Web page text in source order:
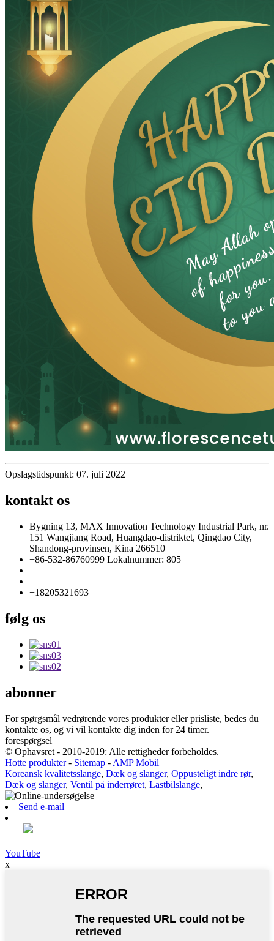
Opslagstidspunkt: 07. juli 2022
kontakt os
Bygning 13, MAX Innovation Technology Industrial Park, nr.
151 Wangjiang Road, Huangdao-distriktet, Qingdao City,
Shandong-provinsen, Kina 266510
+86-532-86760999 Lokalnummer: 805
+18205321693
følg os
abonner
For spørgsmål vedrørende vores produkter eller prisliste, bedes du
kontakte os, og vi vil kontakte dig inden for 24 timer.
forespørgsel
© Ophavsret - 2010-2019: Alle rettigheder forbeholdes.
Hotte produkter- Sitemap - AMP Mobil
Koreansk kvalitetsslange, Dæk og slanger, Oppusteligt indre rør,
Dæk og slanger, Ventil på inderrøret, Lastbilslange,
Send e-mail
YouTube
x